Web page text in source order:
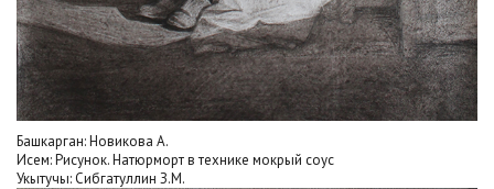
Башкарган: Новикова А.
Исем: Рисунок. Натюрморт в технике мокрый соус
Укытучы: Сибгатуллин З.М.